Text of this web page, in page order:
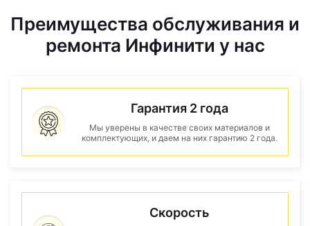
Преимущества обслуживания и
ремонта Инфинити у нас
Гарантия 2 года
Мы уверены в качестве своих материалов и
комплектующих, и даем на них гарантию 2 года.
Скорость